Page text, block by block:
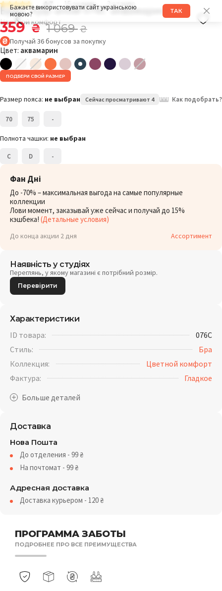
Бажаєте використовувати сайт українською
мовою?
ТАК
4.7 15 оценок 3 отзыва
Бра с пуш-апом 076C аквамарин
Цветной комфорт
359₴ 1 069₴
Получай 36бонусов за покупку
Цвет: аквамарин
ПОДБЕРИ СВОЙ РАЗМЕР
Размер пояса: не выбран Сейчас просматривают 4 Как подобрать?
70 75 -
Полнота чашки: не выбран
C D -
Фан Дні
До -70% – максимальная выгода на самые популярные
коллекции
Лови момент, заказывай уже сейчас и получай до 15%
кэшбека! (Детальные условия)
До конца акции 2 дня Ассортимент
ПРОГРАММА ЗАБОТЫ
ПОДРОБНЕЕ ПРО ВСЕ ПРЕИМУЩЕСТВА
Наявність у студіях
Переглянь, у якому магазині є потрібний розмір.
Перевірити
Характеристики
ID товара:
076C
Стиль:
Бра
Коллекция:
Цветной комфорт
Фактура:
Гладкое
Доставка
Нова Пошта
До отделения - 99₴
На почтомат - 99₴
Адресная доставка
Доставка курьером - 120₴